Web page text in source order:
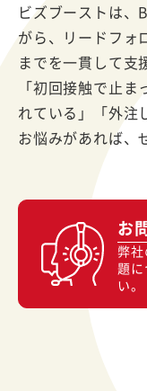
ビズブーストは
がら、リードフォ
までを一貫して支
「初回接触で止
れている」「外注
お悩みがあれば、
お
弊
題
い。